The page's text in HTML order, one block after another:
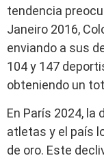
tendencia
Janeiro 2016,
enviando a sus
104 y 147
obteniendo un
En París 2024, la
atletas y el país
de oro. Este